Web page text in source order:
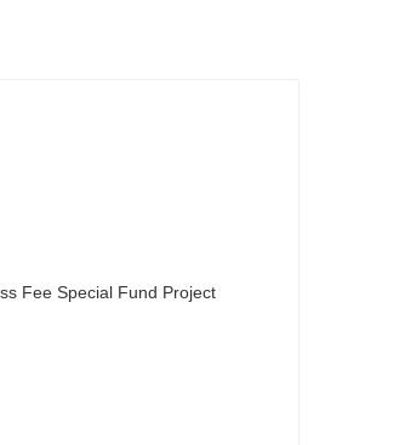
Fee Special Fund Project